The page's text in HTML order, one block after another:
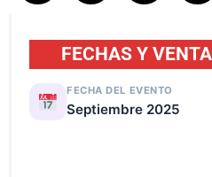
FECHAS Y
FECHA DEL EVENTO
Septiembre 2025